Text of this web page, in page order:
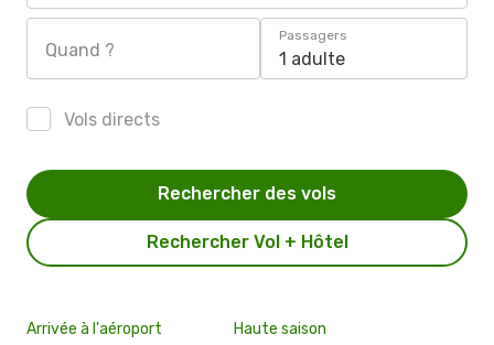
Quand ?
Passagers
1 adulte
Vols directs
Rechercher Vol + Hôtel
Rechercher des vols
Arrivée à l'aéroport Haute saison